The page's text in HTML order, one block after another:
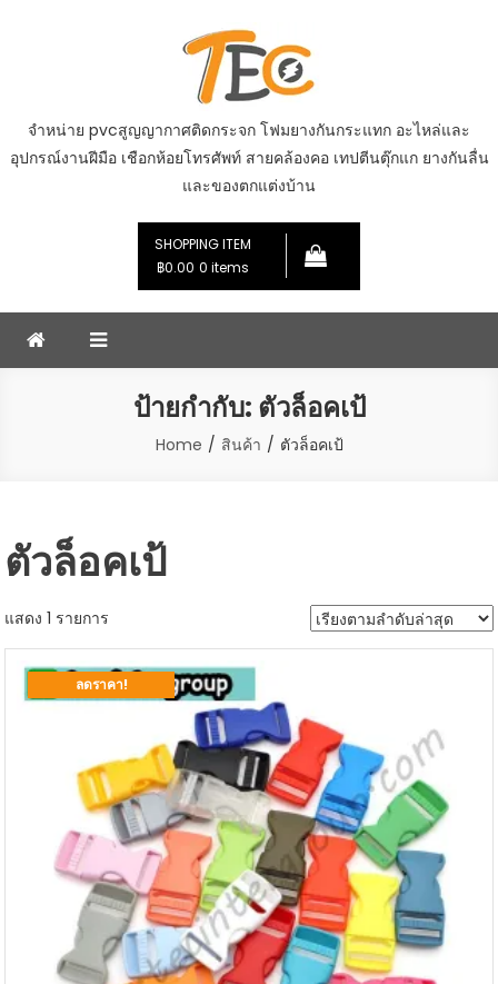
จำหน่าย pvcสูญญากาศติดกระจก โฟมยางกันกระแทก อะไหล่และ
อุปกรณ์งานฝีมือ เชือกห้อยโทรศัพท์ สายคล้องคอ เทปตีนตุ๊กแก ยางกันลื่น
และของตกแต่งบ้าน
SHOPPING ITEM
฿0.00 0 items
ป้ายกำกับ: ตัวล็อคเป้
Home สินค้า ตัวล็อคเป้
ตัวล็อคเป้
แสดง 1 รายการ
ลดราคา!